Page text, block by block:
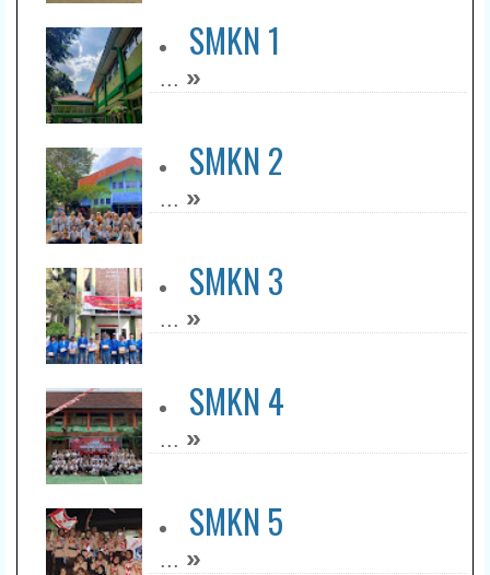
SMKN 1
... »
SMKN 2
... »
SMKN 3
... »
SMKN 4
... »
SMKN 5
... »